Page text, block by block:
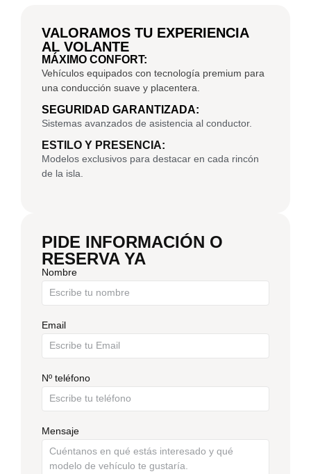
VALORAMOS TU EXPERIENCIA
AL VOLANTE
MÁXIMO CONFORT:
Vehículos equipados con tecnología premium para
una conducción suave y placentera.
SEGURIDAD GARANTIZADA:
Sistemas avanzados de asistencia al conductor.
ESTILO Y PRESENCIA:
Modelos exclusivos para destacar en cada rincón
de la isla.
PIDE INFORMACIÓN O
RESERVA YA
Nombre
Email
Nº teléfono
Mensaje